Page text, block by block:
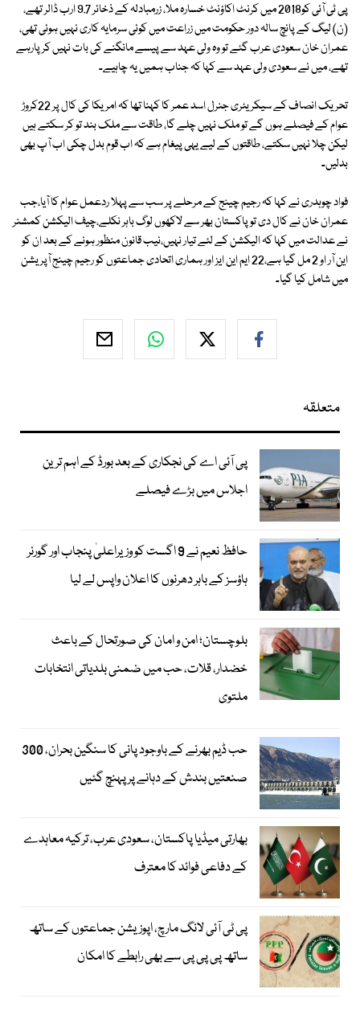
پی ٹی آئی کو2018 میں کرنٹ اکاؤنٹ خسارہ ملا، زرمبادلہ کے ذخائر 9.7 ارب ڈالر تھے،
(ن) لیگ کے پانچ سالہ دور حکومت میں زراعت میں کوئی سرمایہ کاری نہیں ہوئی تھی،
عمران خان سعودی عرب گئے تو وہ ولی عہد سے پیسے مانگنے کی بات نہیں کر پارہے
تھے، میں نے سعودی ولی عہد سے کہا کہ جناب ہمیں یہ چاہیے۔
تحریک انصاف کے سیکریٹری جنرل اسد عمر کا کہنا تھا کہ امریکا کی کال پر 22کروڑ
عوام کے فیصلے ہوں گے تو ملک نہیں چلے گا، طاقت سے ملک بند تو کر سکتے ہیں
لیکن چلا نہیں سکتے، طاقتوں کے لیے یہی پیغام ہے کہ اب قوم بدل چکی اب آپ بھی
بدلیں۔
فواد چوہدری نے کہا کہ رجیم چینج کے مرحلے پر سب سے پہلا ردعمل عوام کا آیا،جب
عمران خان نے کال دی تو پاکستان بھر سے لاکھوں لوگ باہر نکلے،چیف الیکشن کمشنر
نے عدالت میں کہا کہ الیکشن کے لئے تیار نہیں،نیب قانون منظور ہونے کے بعد ان کو
این آر او 2 مل گیا ہے،22 ایم این ایز اور ہماری اتحادی جماعتوں کو رجیم چینج آپریشن
میں شامل کیا گیا۔
متعلقہ
پی آئی اے کی نجکاری کے بعد بورڈ کے اہم ترین
اجلاس میں بڑے فیصلے
حافظ نعیم نے 9 اگست کو وزیراعلیٰ پنجاب اور گورنر
ہاؤسز کے باہر دھرنوں کا اعلان واپس لے لیا
بلوچستان؛ امن و امان کی صورتحال کے باعث
خضدار، قلات، حب میں ضمنی بلدیاتی انتخابات
ملتوی
حب ڈیم بھرنے کے باوجود پانی کا سنگین بحران، 300
صنعتیں بندش کے دہانے پر پہنچ گئیں
بھارتی میڈیا پاکستان، سعودی عرب، ترکیہ معاہدے
کے دفاعی فوائد کا معترف
پی ٹی آئی لانگ مارچ، اپوزیشن جماعتوں کے ساتھ
ساتھ پی پی پی سے بھی رابطے کا امکان